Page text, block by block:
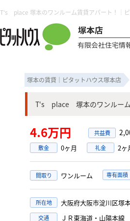
塚本の賃貸｜ピタットハウス塚本店
T‘s place 塚本のワンルーム
4.6万円
敷金 0ヶ月 礼金 2ヶ
間取り ワンルーム 専有面積
所在地 大阪府大阪市淀川区塚
交通 ＪＲ東海道・山陽本線